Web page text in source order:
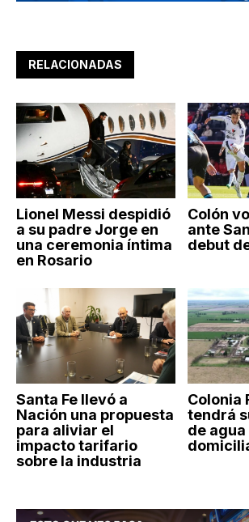
RELACIONADAS
Lionel Messi despidió
a su padre Jorge en
una ceremonia íntima
en Rosario
Colón
ante
debut
Santa Fe llevó a
Nación una propuesta
para aliviar el
impacto tarifario
sobre la industria
Colonia
tendrá
de